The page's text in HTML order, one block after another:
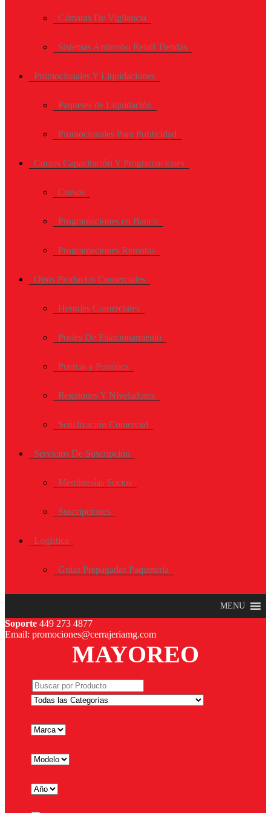
Cámaras De Vigilancia
Sistemas Antirrobo Retail Tiendas
Promocionales Y Liquidaciones
Paquetes de Liquidación
Promocionales Para Publicidad
Cursos Capacitación Y Programaciones
Cursos
Programaciones en Banco
Programaciones Remotas
Otros Productos Comerciales
Herrajes Comerciales
Postes De Estacionamiento
Puertas y Portónes
Regatones Y Niveladores
Señalización Comercial
Servicios De Suscripción
Membresías Socios
Suscripciones
Logística
Guías Prepagadas Paquetería
MENU
Soporte 449 273 4877
Email: promociones@cerrajeriamg.com
MAYOREO